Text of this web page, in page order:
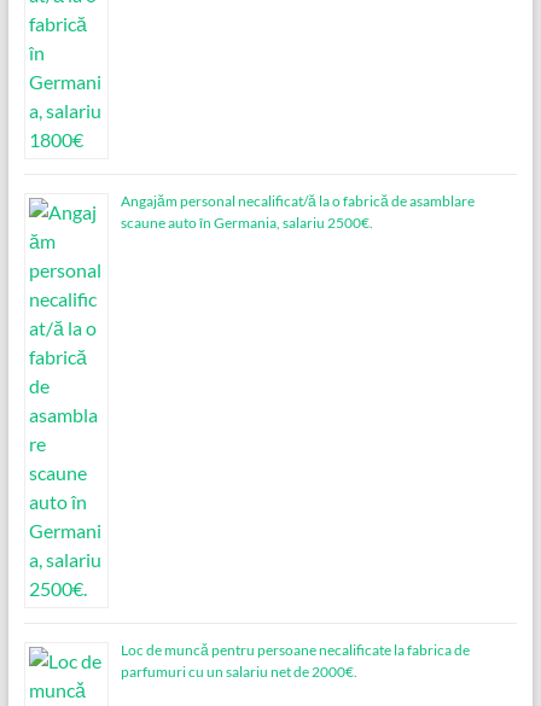
Angajăm personal necalificat/ă la o fabrică de asamblare
scaune auto în Germania, salariu 2500€.
Loc de muncǎ pentru persoane necalificate la fabrica de
parfumuri cu un salariu net de 2000€.